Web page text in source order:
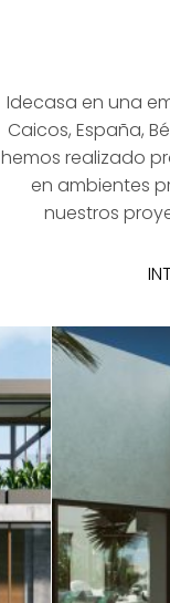
Idecasa en una
Caicos, España,
hemos realizado
en ambientes
nuestros